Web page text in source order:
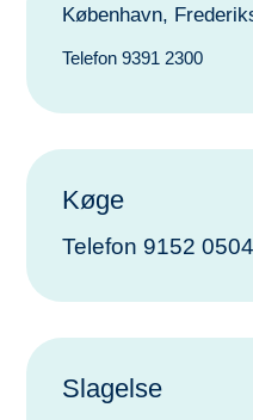
København,
Telefon 9391 2300
Køge
Telefon 9152 0504
Slagelse